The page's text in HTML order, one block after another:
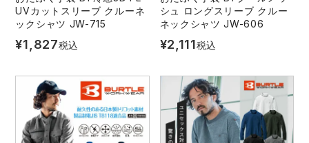
UVカットスリーブ クルーネ
ックシャツ JW-715
¥1,827税込
シュ ロングスリーブ クルー
ネックシャツ JW-606
¥2,111税込